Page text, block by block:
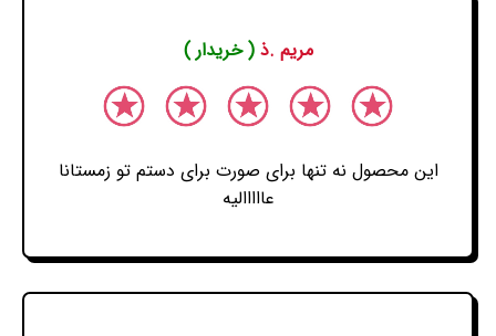
مریم .ذ( خریدار )
این محصول نه تنها برای صورت برای دستم تو زمستانا
عااااالیه